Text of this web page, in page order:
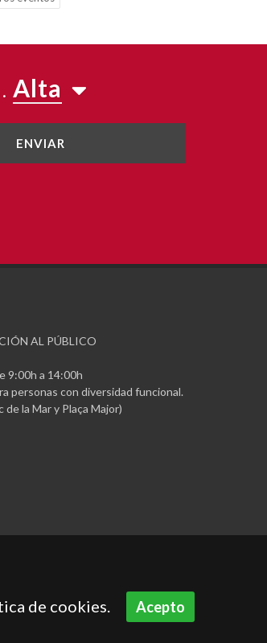
Alta
ENVIAR
AL PÚBLICO
9:00h a 14:00h
personas con diversidad funcional.
de la Mar y Plaça Major)
de cookies. Acepto